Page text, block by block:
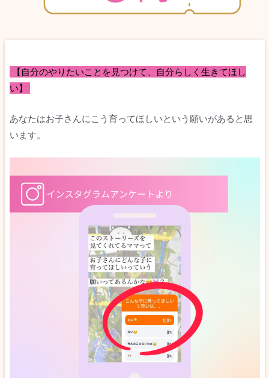
【自分のやりたいことを見つけて、自分らしく生きてほし
い】
あなたはお子さんにこう育ってほしいという願いがあると思
います。